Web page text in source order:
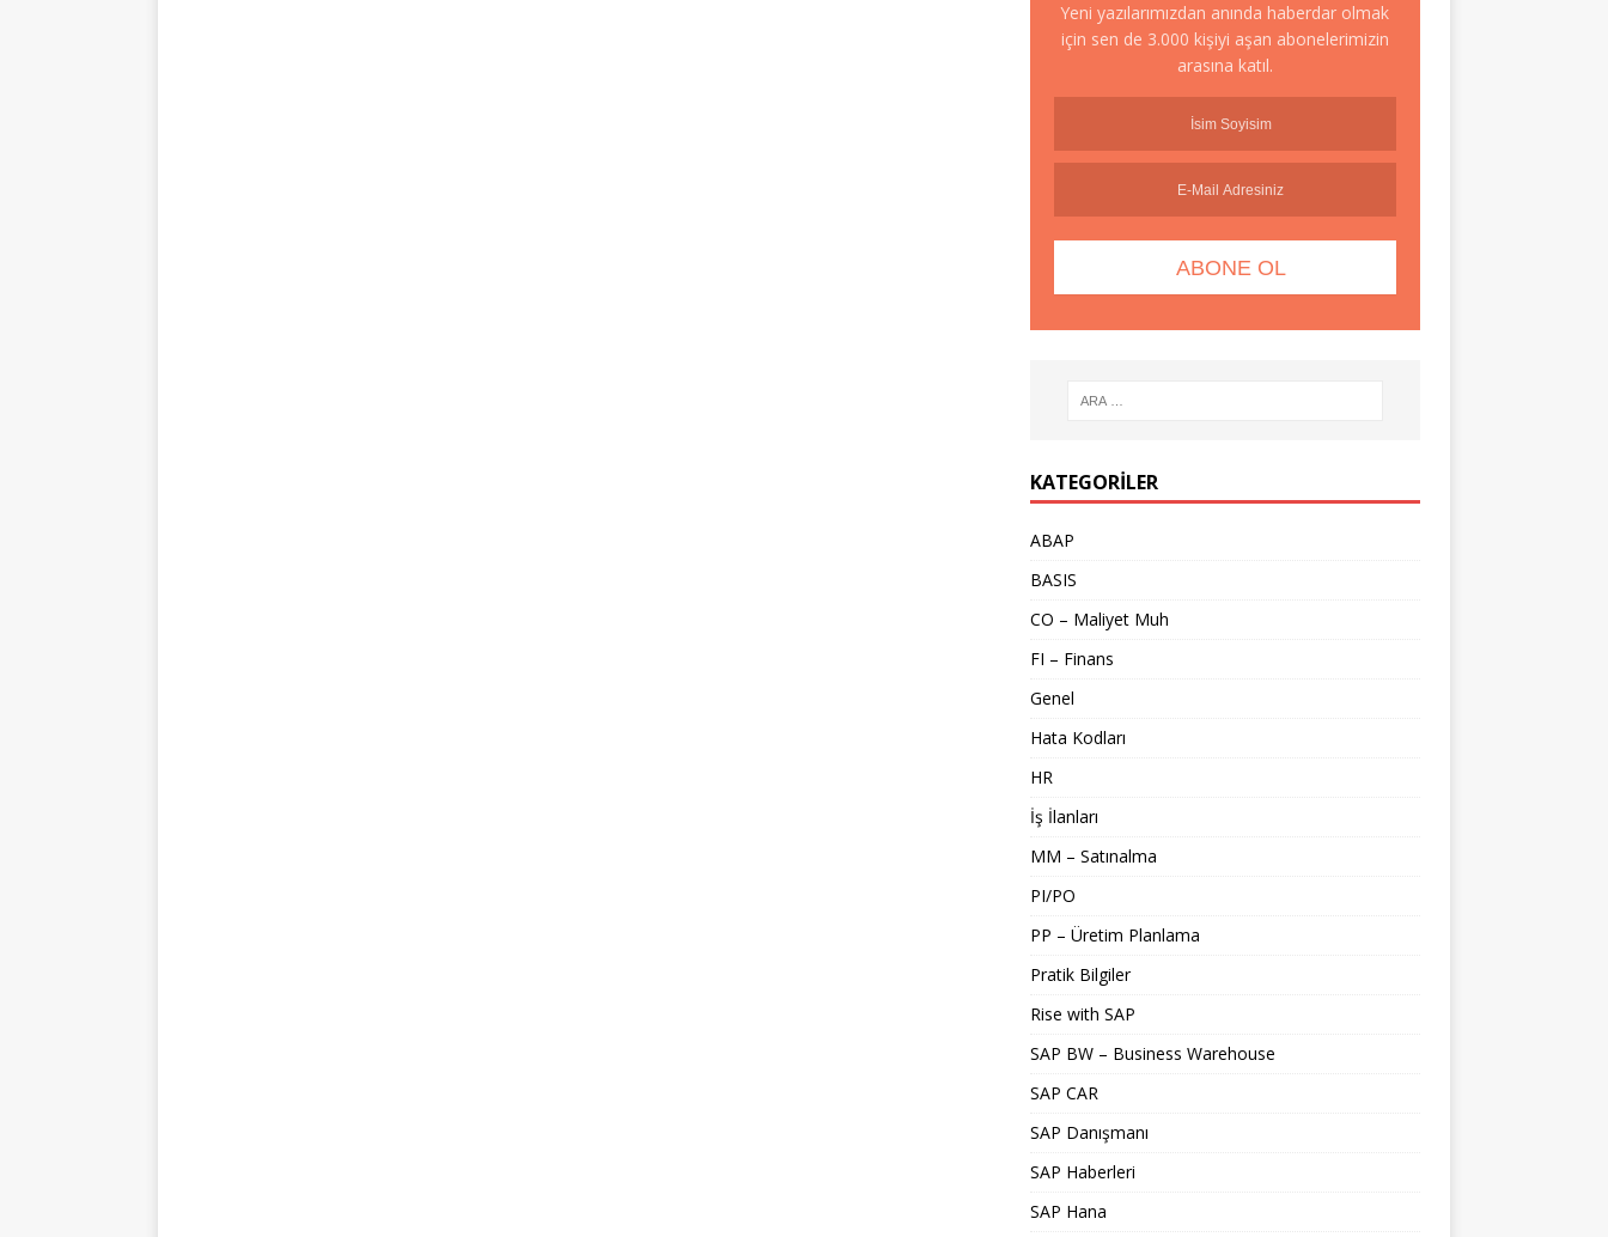
Yeni yazılarımızdan anında haberdar olmak
için sen de 3.000 kişiyi aşan abonelerimizin
arasına katıl.
KATEGORILER
ABAP
BASIS
CO – Maliyet Muh
FI – Finans
Genel
Hata Kodları
HR
İş İlanları
MM – Satınalma
PI/PO
PP – Üretim Planlama
Pratik Bilgiler
Rise with SAP
SAP BW – Business Warehouse
SAP CAR
SAP Danışmanı
SAP Haberleri
SAP Hana